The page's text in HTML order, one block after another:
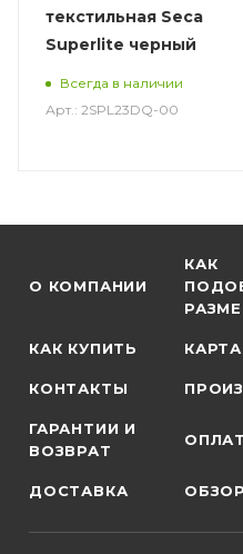
текстильная Seca
Superlite черный
Всегда в наличии
Арт.: 2SPL23DQ-00
О КОМПАНИИ
КАК
КАК КУПИТЬ
КОНТАКТЫ
ГАРАНТИИ И
ВОЗВРАТ
ДОСТАВКА